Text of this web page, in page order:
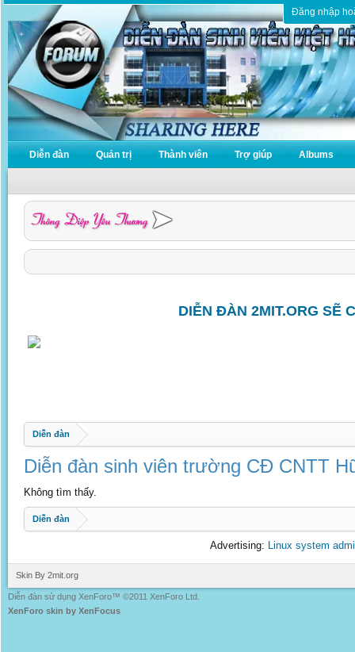
Đăng nhập
Diễn đàn Quản trị Thành viên Trợ giúp Albums
DIỄN ĐÀN 2MIT.ORG SẼ
Diễn đàn
Diễn đàn sinh viên trường CĐ CNTT
Không tìm thấy.
Diễn đàn
Advertising: Linux system
Skin By 2mit.org
Diễn đàn sử dụng XenForo™ ©2011 XenForo Ltd.
XenForo skin by XenFocus